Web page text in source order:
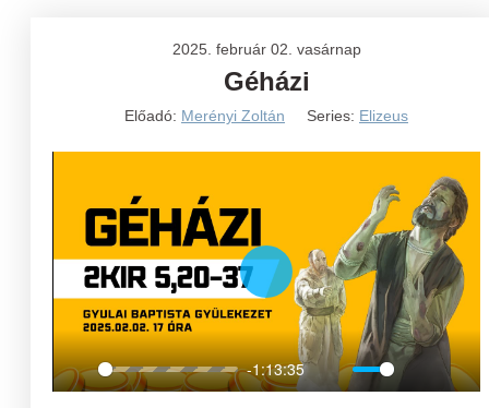
2025. február 02. vasárnap
Géházi
Előadó: Merényi Zoltán Series: Elizeus
Play
-1:13:35
Mute Settings
Play